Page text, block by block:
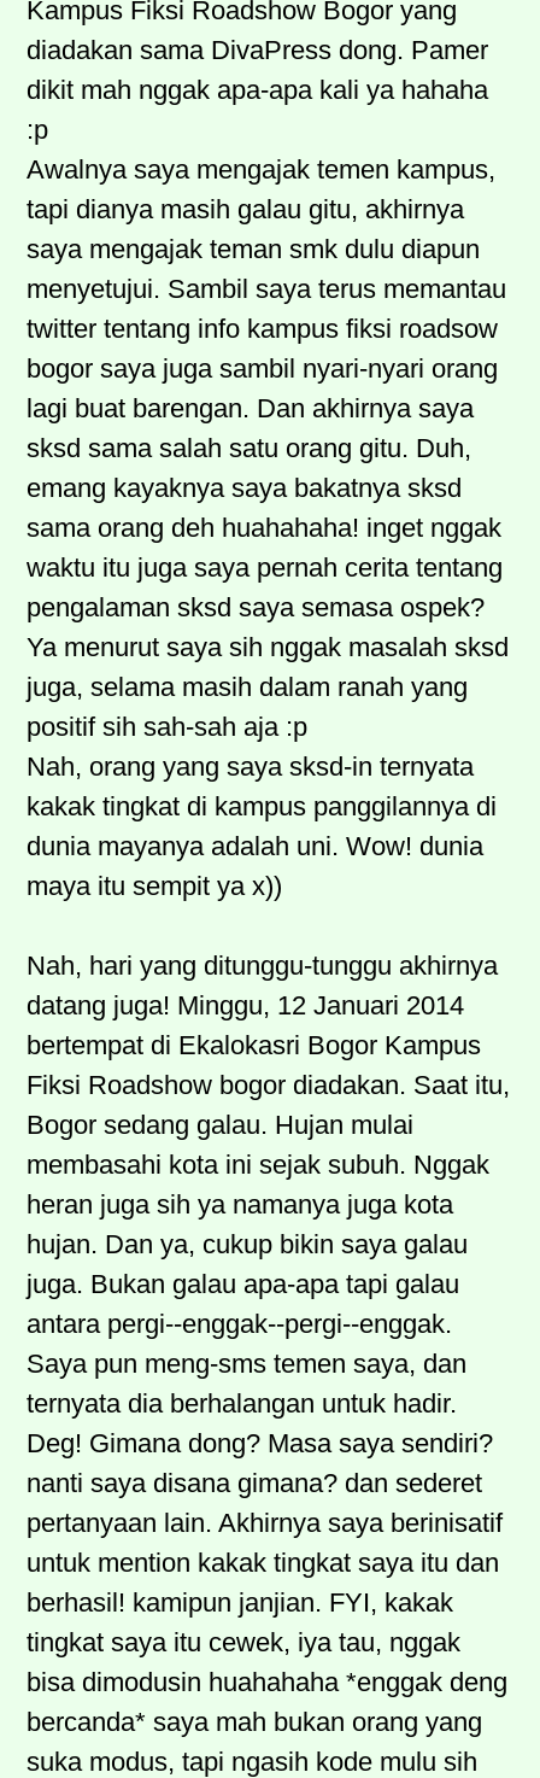
Kampus Fiksi Roadshow Bogor yang
diadakan sama DivaPress dong. Pamer
dikit mah nggak apa-apa kali ya hahaha
:p
Awalnya saya mengajak temen kampus,
tapi dianya masih galau gitu, akhirnya
saya mengajak teman smk dulu diapun
menyetujui. Sambil saya terus memantau
twitter tentang info kampus fiksi roadsow
bogor saya juga sambil nyari-nyari orang
lagi buat barengan. Dan akhirnya saya
sksd sama salah satu orang gitu. Duh,
emang kayaknya saya bakatnya sksd
sama orang deh huahahaha! inget nggak
waktu itu juga saya pernah cerita tentang
pengalaman sksd saya semasa ospek?
Ya menurut saya sih nggak masalah sksd
juga, selama masih dalam ranah yang
positif sih sah-sah aja :p
Nah, orang yang saya sksd-in ternyata
kakak tingkat di kampus panggilannya di
dunia mayanya adalah uni. Wow! dunia
maya itu sempit ya x))
Nah, hari yang ditunggu-tunggu akhirnya
datang juga! Minggu, 12 Januari 2014
bertempat di Ekalokasri Bogor Kampus
Fiksi Roadshow bogor diadakan. Saat itu,
Bogor sedang galau. Hujan mulai
membasahi kota ini sejak subuh. Nggak
heran juga sih ya namanya juga kota
hujan. Dan ya, cukup bikin saya galau
juga. Bukan galau apa-apa tapi galau
antara pergi--enggak--pergi--enggak.
Saya pun meng-sms temen saya, dan
ternyata dia berhalangan untuk hadir.
Deg! Gimana dong? Masa saya sendiri?
nanti saya disana gimana? dan sederet
pertanyaan lain. Akhirnya saya berinisatif
untuk mention kakak tingkat saya itu dan
berhasil! kamipun janjian. FYI, kakak
tingkat saya itu cewek, iya tau, nggak
bisa dimodusin huahahaha *enggak deng
bercanda* saya mah bukan orang yang
suka modus, tapi ngasih kode mulu sih